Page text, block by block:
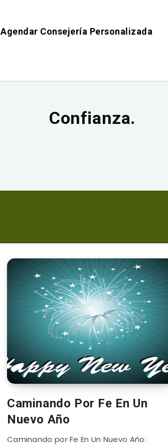
Agendar Consejería Personalizada
Confianza.
Caminando Por Fe En Un
Nuevo Año
Caminando por Fe En Un Nuevo Año: